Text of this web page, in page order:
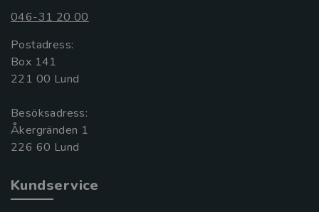
046-31 20 00
Postadress:
Box 141
221 00 Lund
Besöksadress:
Åkergränden 1
Kundservice